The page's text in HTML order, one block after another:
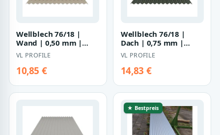
Wellblech 76/18 |
Wand | 0,50 mm |
Stahl | Aluzink, 25 µm
Polyester
VL PROFILE
10,85 €
Wellblech 76/18 |
Dach | 0,75 mm |
Stahl | Aluzink, 25 µm
Polyester
VL PROFILE
14,83 €
★ Bestpreis